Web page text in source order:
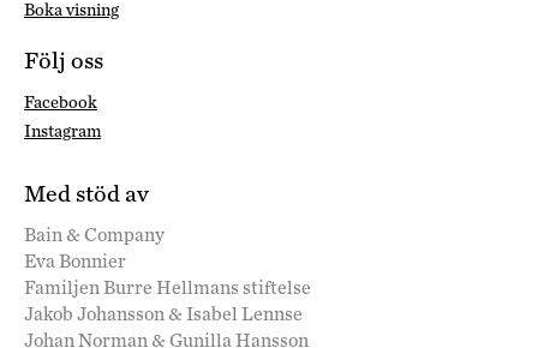
Boka visning
Följ oss
Facebook
Instagram
Med stöd av
Bain & Company
Eva Bonnier
Familjen Burre Hellmans stiftelse
Jakob Johansson & Isabel Lennse
Johan Norman & Gunilla Hansson